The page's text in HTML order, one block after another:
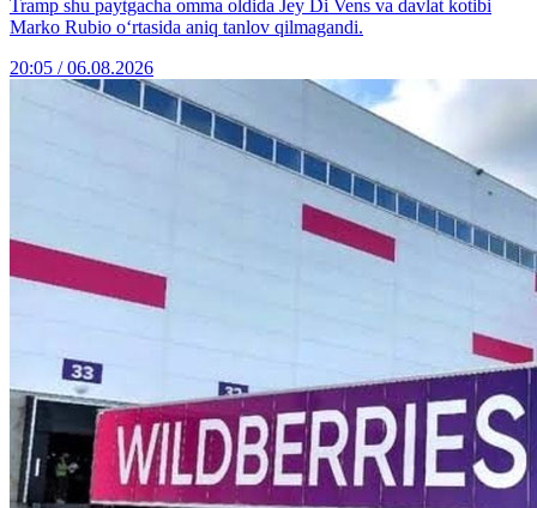
Tramp shu paytgacha omma oldida Jey Di Vens va davlat kotibi
Marko Rubio o‘rtasida aniq tanlov qilmagandi.
20:05 / 06.08.2026